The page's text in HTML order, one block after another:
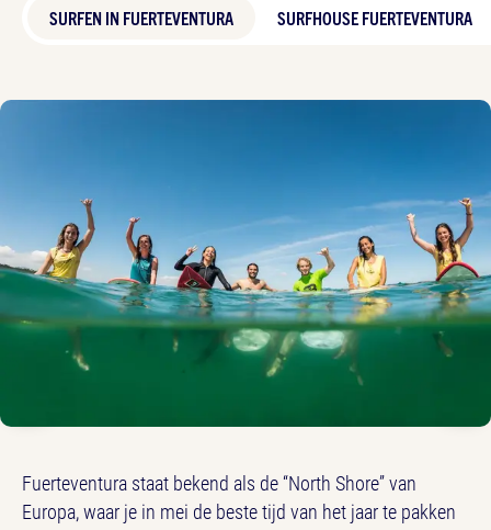
SURFEN IN FUERTEVENTURA SURFHOUSE FUERTEVENTURA
Fuerteventura staat bekend als de “North Shore” van
Europa, waar je in mei de beste tijd van het jaar te pakken